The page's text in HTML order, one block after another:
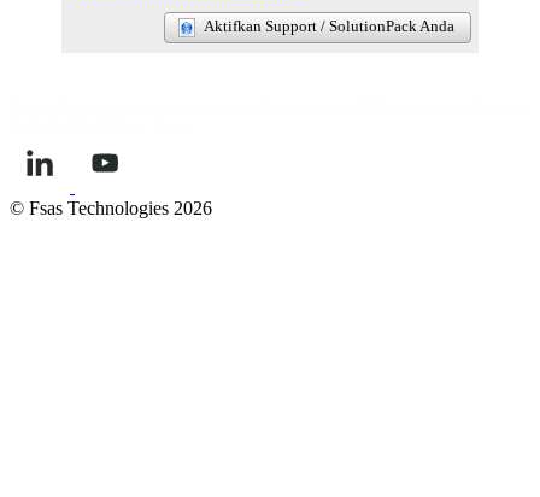
Aktifkan Support / SolutionPack Anda
© Fsas Technologies 2026